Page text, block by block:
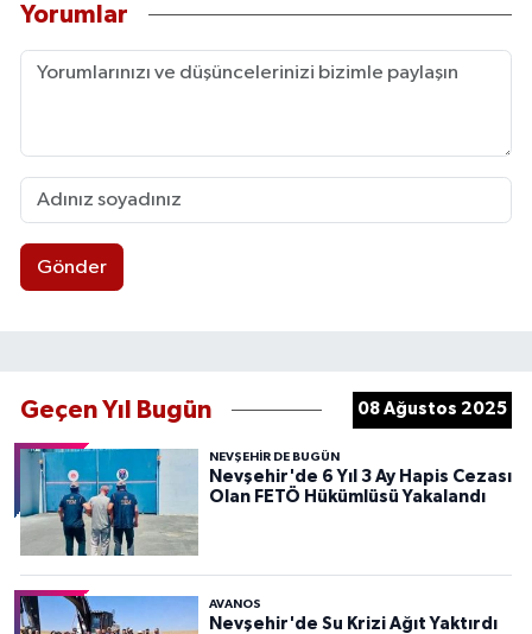
Yorumlar
Gönder
Geçen Yıl Bugün 08 Ağustos 2025
NEVŞEHIR DE BUGÜN
Nevşehir'de 6 Yıl 3 Ay Hapis Cezası
Olan FETÖ Hükümlüsü Yakalandı
AVANOS
Nevşehir'de Su Krizi Ağıt Yaktırdı